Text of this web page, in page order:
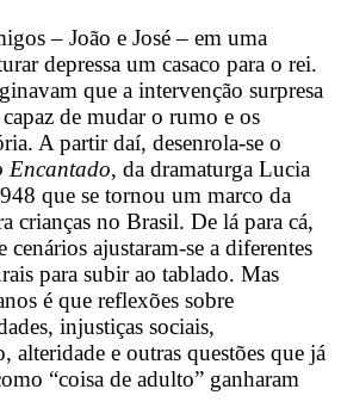
– João e José – em uma
depressa um casaco para o rei.
que a intervenção surpresa
de mudar o rumo e os
A partir daí, desenrola-se o
Encantado, da dramaturga Lucia
que se tornou um marco da
crianças no Brasil. De lá para cá,
cenários ajustaram-se a diferentes
para subir ao tablado. Mas
é que reflexões sobre
injustiças sociais,
alteridade e outras questões que já
“coisa de adulto” ganharam